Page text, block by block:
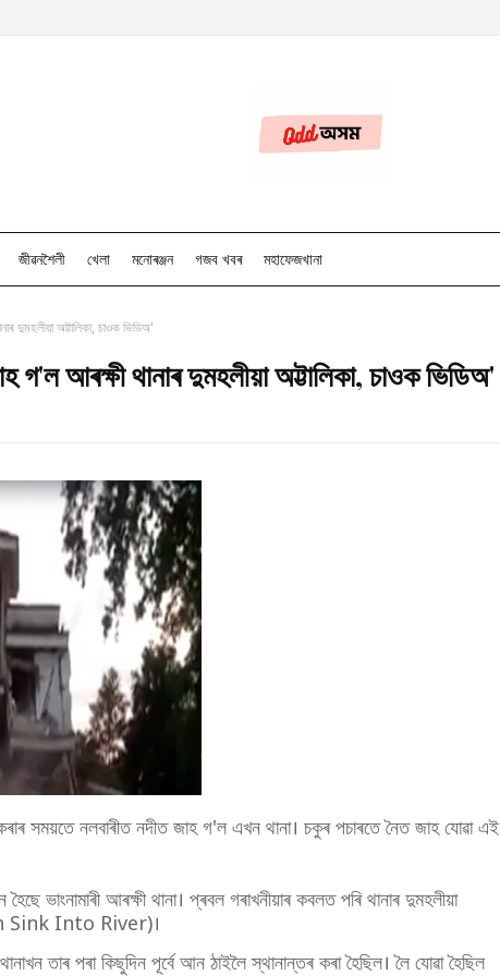
জীৱনশৈলী খেলা মনোৰঞ্জন গজব খবৰ মহাফেজখানা
দুমহলীয়া অট্টালিকা, চাওক ভিডিঅ'
গ'ল আৰক্ষী থানাৰ দুমহলীয়া অট্টালিকা, চাওক ভিডিঅ'
সময়তে নলবাৰীত নদীত জাহ গ'ল এখন থানা। চকুৰ পচাৰতে নৈত জাহ যোৱা এই
ভাংনামাৰী আৰক্ষী থানা। প্ৰবল গৰাখনীয়াৰ কবলত পৰি থানাৰ দুমহলীয়া
Sink Into River)।
তাৰ পৰা কিছুদিন পূৰ্বে আন ঠাইলৈ স্থানান্তৰ কৰা হৈছিল। লৈ যোৱা হৈছিল